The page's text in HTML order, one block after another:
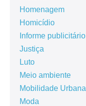
Homenagem
Homicídio
Informe publicitário
Justiça
Luto
Meio ambiente
Mobilidade Urbana
Moda